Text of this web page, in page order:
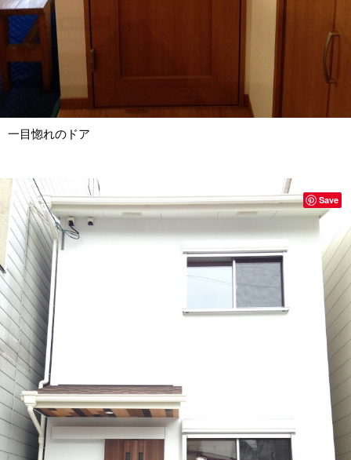
一目惚れのドア
Save